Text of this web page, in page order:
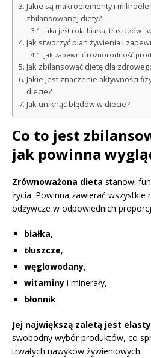
Jakie są makroelementy i
zbilansowanej diety?
Jaka jest rola białka, tłuszczów i
Jak stworzyć plan żywienia i
Jak zapewnić różnorodność
Jak zbilansować dietę dla
Jakie jest znaczenie aktywności
diecie?
Jak uniknąć błędów w diecie?
Co to jest
jak powinna
Zrównoważona dieta stanowi
życia. Powinna zawierać wszystkie
odżywcze w odpowiednich
białka,
tłuszcze,
węglowodany,
witaminy i minerały,
błonnik.
Jej największą zaletą jest
swobodny wybór produktów, co
trwałych nawyków żywieniowych.